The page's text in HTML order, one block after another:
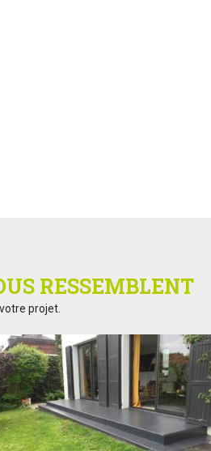
RESSEMBLENT
projet.